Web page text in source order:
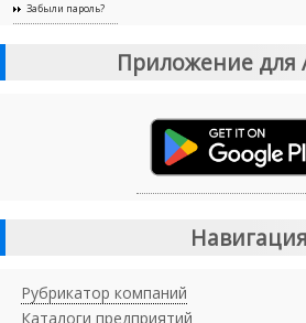
Забыли пароль?
Приложение для
Навигация
Рубрикатор компаний
Каталоги предприятий